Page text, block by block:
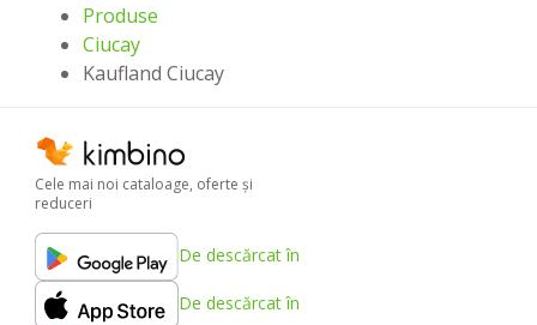
Produse
Ciucay
Kaufland Ciucay
Cele mai noi cataloage, oferte şi
reduceri
De descărcat în
De descărcat în